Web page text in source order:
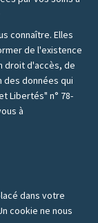
connaître. Elles
de l'existence
droit d'accès, de
données qui
Libertés" n° 78-
à
dans votre
cookie ne nous